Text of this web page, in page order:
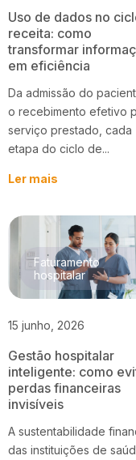
Uso de dados no
receita: como
transformar
em eficiência
Da admissão do
o recebimento efetivo
serviço prestado, cada
etapa do ciclo de...
Ler mais
Faturamento
hospitalar
15 junho, 2026
Gestão hospitalar
inteligente: como
perdas financeiras
invisíveis
A sustentabilidade
das instituições de